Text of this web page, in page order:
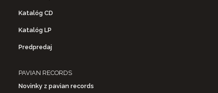
Katalóg CD
Katalóg LP
Predpredaj
PAVIAN RECORDS
Novinky z pavian records